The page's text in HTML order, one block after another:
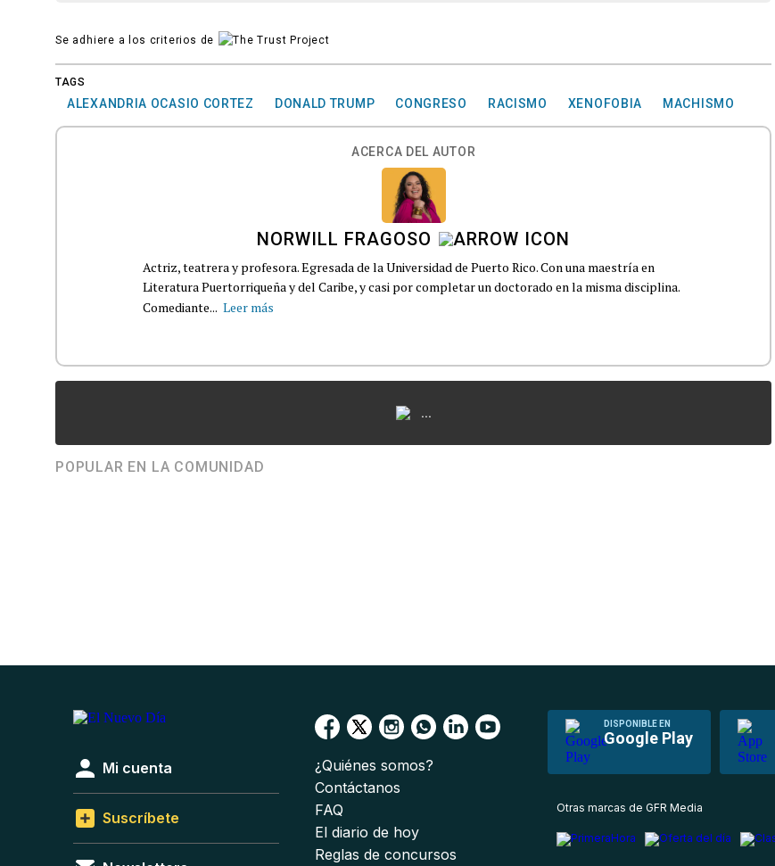
Se adhiere a los criterios de
TAGS
ALEXANDRIA OCASIO CORTEZ DONALD TRUMP CONGRESO RACISMO XENOFOBIA MACHISMO
ACERCA DEL AUTOR
NORWILL FRAGOSO
Actriz, teatrera y profesora. Egresada de la Universidad de Puerto Rico. Con una maestría en
Literatura Puertorriqueña y del Caribe, y casi por completar un doctorado en la misma disciplina.
Comediante... Leer más
...
POPULAR EN LA COMUNIDAD
DISPONIBLE EN
Google Play
Mi cuenta
Suscríbete
¿Quiénes somos?
Contáctanos
FAQ
El diario de hoy
Reglas de concursos
Otras marcas de GFR Media